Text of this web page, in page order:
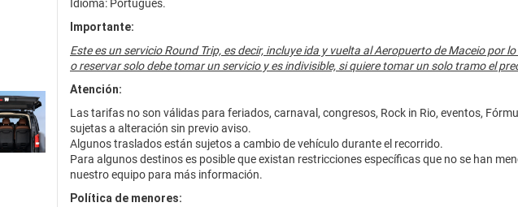
Idioma: Portugués.
Importante:
Este es un servicio Round Trip, es decir, incluye ida y vuelta al Aeropuerto de Maceio por
o reservar solo debe tomar un servicio y es indivisible, si quiere tomar un solo tramo el
Atención:
Las tarifas no son válidas para feriados, carnaval, congresos, Rock in Rio, eventos,
sujetas a alteración sin previo aviso.
Algunos traslados están sujetos a cambio de vehículo durante el recorrido.
Para algunos destinos es posible que existan restricciones específicas que no se han
nuestro equipo para más información.
Política de menores: